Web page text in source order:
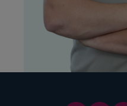
telefonisch of per mail
werken. De dimmer kan niet
te weten: Zo'n 90% van alle
dimmer. Retourneren mag
webshop vind je led lampen.